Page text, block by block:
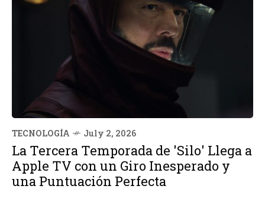
TECNOLOGÍA July 2, 2026
La Tercera Temporada de 'Silo' Llega a
Apple TV con un Giro Inesperado y
una Puntuación Perfecta